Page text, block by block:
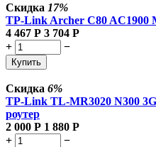
Скидка 17%
TP-Link Archer C80 AC1900
4 467 Р 3 704 Р
+
−
Купить
Скидка 6%
TP-Link TL-MR3020 N300
роутер
2 000 Р 1 880 Р
+
−